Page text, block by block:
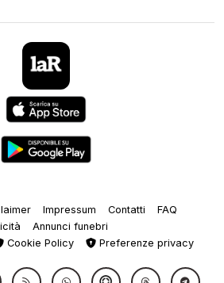
Impressum Contatti
FAQ
Annunci funebri
Cookie Policy Preferenze privacy